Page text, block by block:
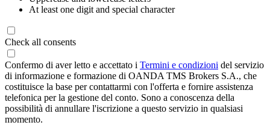
At least one digit and special character
Check all consents
Confermo di aver letto e accettato i Termini e condizioni del servizio
di informazione e formazione di OANDA TMS Brokers S.A., che
costituisce la base per contattarmi con l'offerta e fornire assistenza
telefonica per la gestione del conto. Sono a conoscenza della
possibilità di annullare l'iscrizione a questo servizio in qualsiasi
momento.